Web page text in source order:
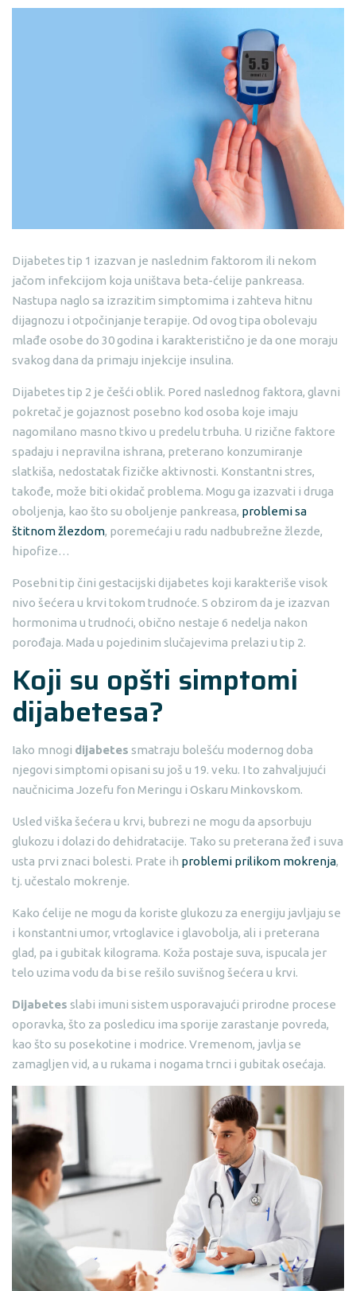
Dijabetes tip 1 izazvan je naslednim faktorom ili nekom
jačom infekcijom koja uništava beta-ćelije pankreasa.
Nastupa naglo sa izrazitim simptomima i zahteva hitnu
dijagnozu i otpočinjanje terapije. Od ovog tipa obolevaju
mlađe osobe do 30 godina i karakteristično je da one moraju
svakog dana da primaju injekcije insulina.
Dijabetes tip 2 je češći oblik. Pored naslednog faktora, glavni
pokretač je gojaznost posebno kod osoba koje imaju
nagomilano masno tkivo u predelu trbuha. U rizične faktore
spadaju i nepravilna ishrana, preterano konzumiranje
slatkiša, nedostatak fizičke aktivnosti. Konstantni stres,
takođe, može biti okidač problema. Mogu ga izazvati i druga
oboljenja, kao što su oboljenje pankreasa, problemi sa
štitnom žlezdom, poremećaji u radu nadbubrežne žlezde,
hipofize…
Posebni tip čini gestacijski dijabetes koji karakteriše visok
nivo šećera u krvi tokom trudnoće. S obzirom da je izazvan
hormonima u trudnoći, obično nestaje 6 nedelja nakon
porođaja. Mada u pojedinim slučajevima prelazi u tip 2.
Koji su opšti simptomi
dijabetesa?
Iako mnogi dijabetes smatraju bolešću modernog doba
njegovi simptomi opisani su još u 19. veku. I to zahvaljujući
naučnicima Jozefu fon Meringu i Oskaru Minkovskom.
Usled viška šećera u krvi, bubrezi ne mogu da apsorbuju
glukozu i dolazi do dehidratacije. Tako su preterana žeđ i suva
usta prvi znaci bolesti. Prate ih problemi prilikom mokrenja,
tj. učestalo mokrenje.
Kako ćelije ne mogu da koriste glukozu za energiju javljaju se
i konstantni umor, vrtoglavice i glavobolja, ali i preterana
glad, pa i gubitak kilograma. Koža postaje suva, ispucala jer
telo uzima vodu da bi se rešilo suvišnog šećera u krvi.
Dijabetes slabi imuni sistem usporavajući prirodne procese
oporavka, što za posledicu ima sporije zarastanje povreda,
kao što su posekotine i modrice. Vremenom, javlja se
zamagljen vid, a u rukama i nogama trnci i gubitak osećaja.